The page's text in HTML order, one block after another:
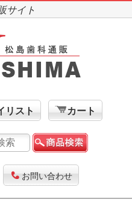
サイト
リスト カート
お問い合わせ